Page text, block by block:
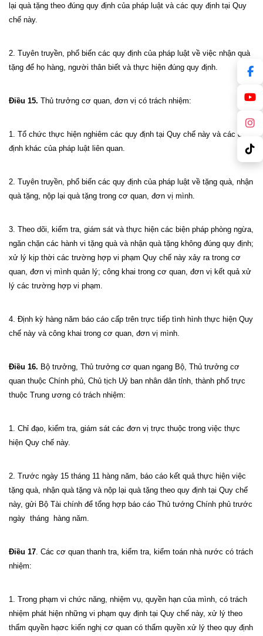
lại quà tặng theo đúng quy định của pháp luật và các quy định tại Quy
chế này.
2. Tuyên truyền, phổ biến các quy định của pháp luật về việc nhận quà
tặng để họ hàng, người thân biết và thực hiện đúng quy định.
Điều 15. Thủ trưởng cơ quan, đơn vị có trách nhiệm:
1. Tổ chức thực hiện nghiêm các quy định tại Quy chế này và các quy
định khác của pháp luật liên quan.
2. Tuyên truyền, phổ biến các quy định của pháp luật về tặng quà, nhận
quà tặng, nộp lại quà tặng trong cơ quan, đơn vị mình.
3. Theo dõi, kiểm tra, giám sát và thực hiện các biện pháp phòng ngừa,
ngăn chặn các hành vi tặng quà và nhận quà tặng không đúng quy định;
xử lý kịp thời các trường hợp vi phạm Quy chế này xảy ra trong cơ
quan, đơn vị mình quản lý; công khai trong cơ quan, đơn vị kết quả xử
lý các trường hợp vi phạm.
4. Định kỳ hàng năm báo cáo cấp trên trực tiếp tình hình thực hiện Quy
chế này và công khai trong cơ quan, đơn vị mình.
Điều 16. Bộ trưởng, Thủ trưởng cơ quan ngang Bộ, Thủ trưởng cơ
quan thuộc Chính phủ, Chủ tịch Uỷ ban nhân dân tỉnh, thành phố trực
thuộc Trung ương có trách nhiệm:
1. Chỉ đạo, kiểm tra, giám sát các đơn vị trực thuộc trong việc thực
hiện Quy chế này.
2. Trước ngày 15 tháng 11 hàng năm, báo cáo kết quả thực hiện việc
tặng quà, nhận quà tặng và nộp lại quà tặng theo quy định tại Quy chế
này, gửi Bộ Tài chính để tổng hợp báo cáo Thủ tướng Chính phủ trước
ngày tháng hàng năm.
Điều 17 . Các cơ quan thanh tra, kiểm tra, kiểm toán nhà nước có trách
nhiệm:
1. Trong phạm vi chức năng, nhiệm vụ, quyền hạn của mình, có trách
nhiệm phát hiện những vi phạm quy định tại Quy chế này, xử lý theo
thẩm quyền hạơc kiến nghị cơ quan có thẩm quyền xử lý theo quy định